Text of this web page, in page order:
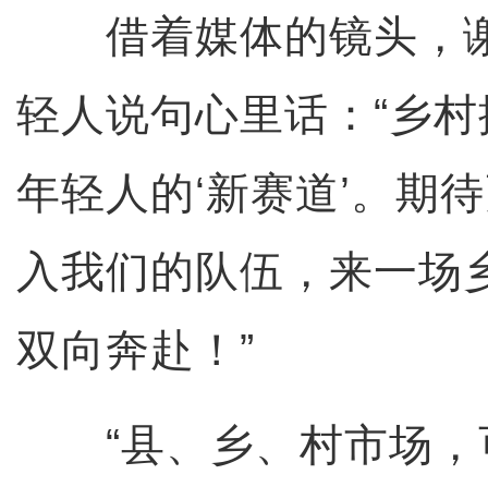
借着媒体的镜头，
轻人说句心里话：“乡
年轻人的‘新赛道’。期
入我们的队伍，来一场
双向奔赴！”
“县、乡、村市场，